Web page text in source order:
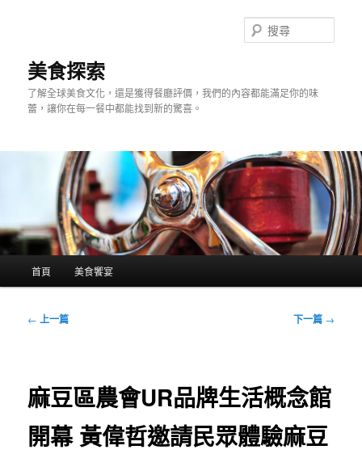
美食探索
了解全球美食文化，還是獲得餐廳評價，我們的內容都能滿足你的味
蕾，讓你在每一餐中都能找到新的驚喜。
尋
首頁 美食饗宴
文
← 上一篇 下一篇 →
麻豆區農會UR品牌生活概念館
開幕 黃偉哲邀請民眾體驗麻豆